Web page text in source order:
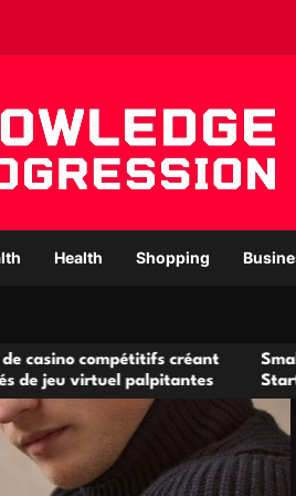
Health Shopping
créant
Small Office Rental
Startups and